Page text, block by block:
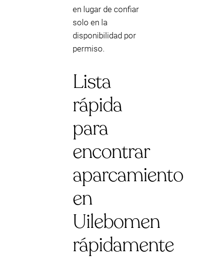
en lugar de confiar
solo en la
disponibilidad por
permiso.
Lista
rápida
para
encontrar
aparcamiento
en
Uilebomen
rápidamente